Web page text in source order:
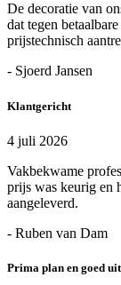
De decoratie van
dat tegen
prijstechnisch
- Sjoerd Jansen
Klantgericht
4 juli 2026
Vakbekwame
prijs was keurig en
aangeleverd.
- Ruben van Dam
Prima plan en goed